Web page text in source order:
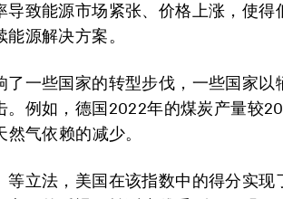
导致能源市场紧张、价格上涨，使得
源解决方案。
了一些国家的转型步伐，一些国家以
。例如，德国2022年的煤炭产量较
气依赖的减少。
等立法，美国在该指数中的得分实现